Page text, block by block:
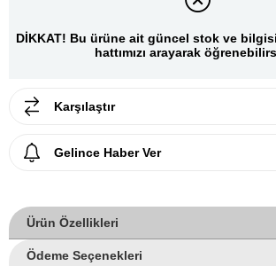
DİKKAT! Bu ürüne ait güncel stok ve
hattımızı arayarak
Karşılaştır
Gelince Haber Ver
Ürün Özellikleri
Ödeme Seçenekleri